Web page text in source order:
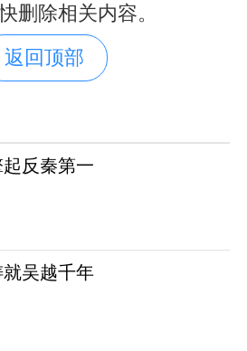
删除相关内容。
返回顶部
反秦第一
吴越千年